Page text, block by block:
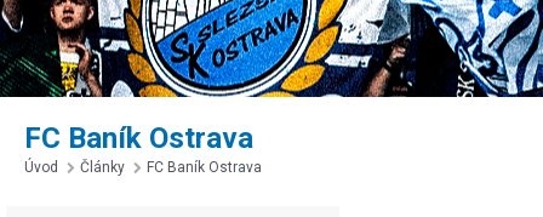
FC Baník Ostrava
Úvod Články FC Baník Ostrava